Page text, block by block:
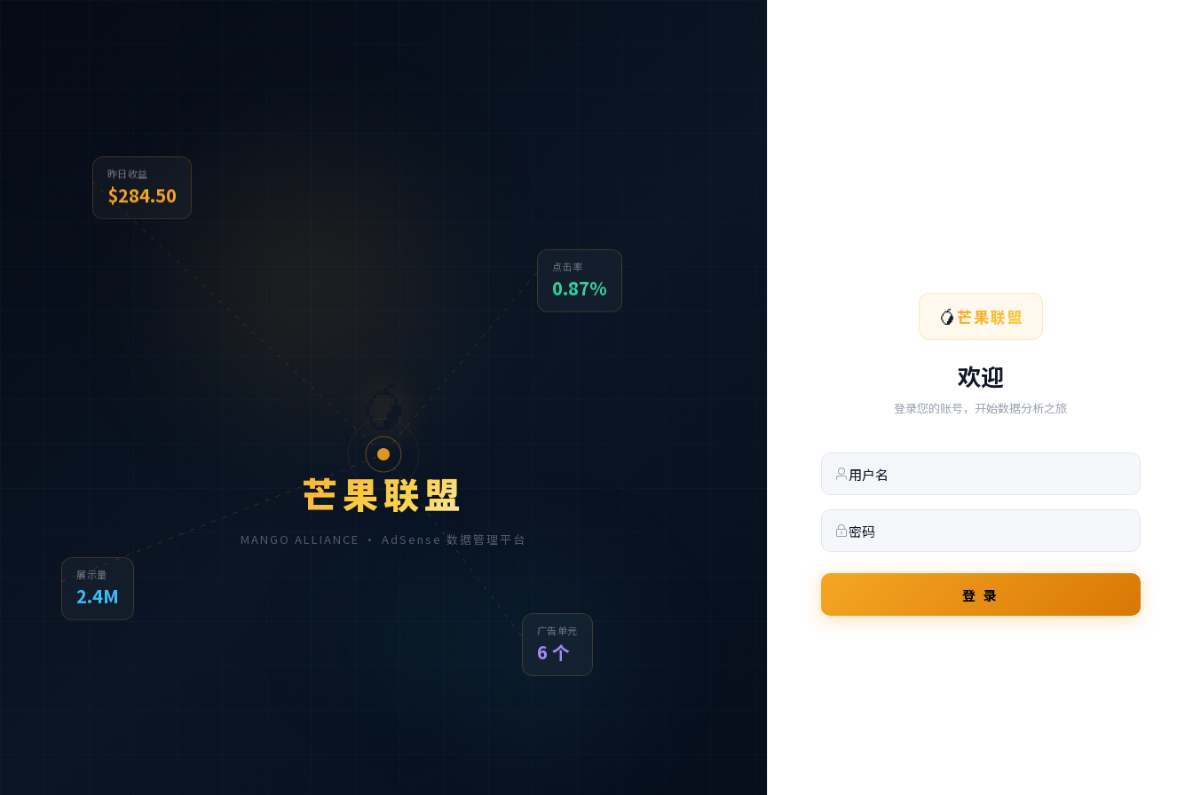
昨日收益
$284.50
展示量
2.4M
点击率
0.87%
广告单元
6 个
🥭
芒果联盟
MANGO ALLIANCE · AdSense 数据管理平台
🥭芒果联盟
欢迎
登录您的账号，开始数据分析之旅
登 录